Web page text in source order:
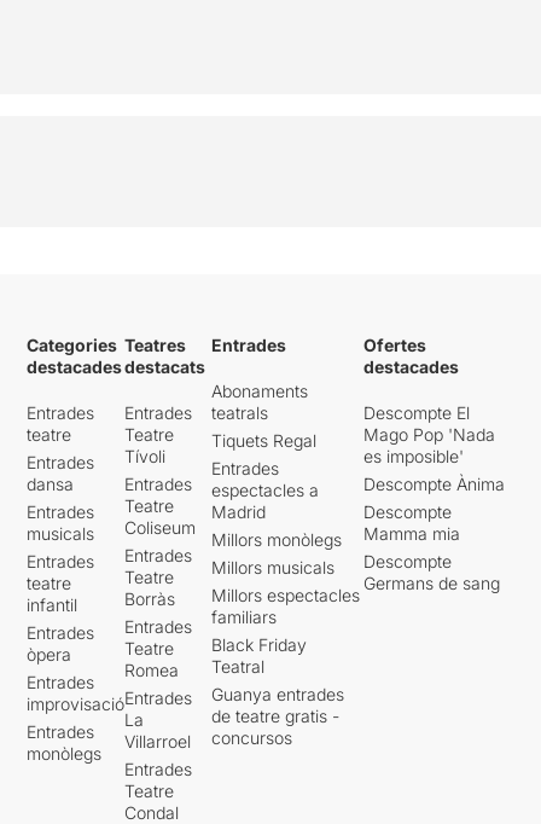
Categories
destacades
Entrades
teatre
Entrades
dansa
Entrades
musicals
Entrades
teatre
infantil
Entrades
òpera
Entrades
improvisació
Entrades
monòlegs
Teatres
destacats
Entrades
Teatre
Tívoli
Entrades
Teatre
Coliseum
Entrades
Teatre
Borràs
Entrades
Teatre
Romea
Entrades
La
Villarroel
Entrades
Teatre
Condal
Entrades
Abonaments
teatrals
Tiquets Regal
Entrades
espectacles a
Madrid
Millors monòlegs
Millors musicals
Millors espectacles
familiars
Black Friday
Teatral
Guanya entrades
de teatre gratis -
concursos
Ofertes
destacades
Descompte El
Mago Pop 'Nada
es imposible'
Descompte Ànima
Descompte
Mamma mia
Descompte
Germans de sang